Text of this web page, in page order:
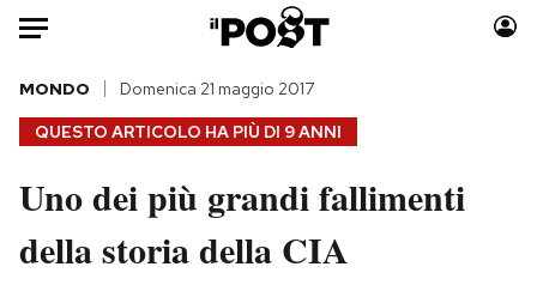
Auto
HOME
Italia
Politica
Moda
Consumismi
QUESTO ARTICOLO HA PIÙ DI 9 ANNI
MONDO Domenica 21 maggio 2017
Uno dei più grandi fallimenti
della storia della CIA